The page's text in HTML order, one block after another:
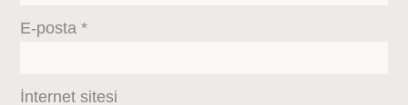
E-posta*
İnternet sitesi